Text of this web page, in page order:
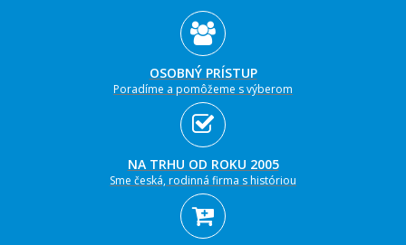
OSOBNÝ PRÍSTUP
Poradíme a pomôžeme s výberom
NA TRHU OD ROKU 2005
Sme česká, rodinná firma s históriou